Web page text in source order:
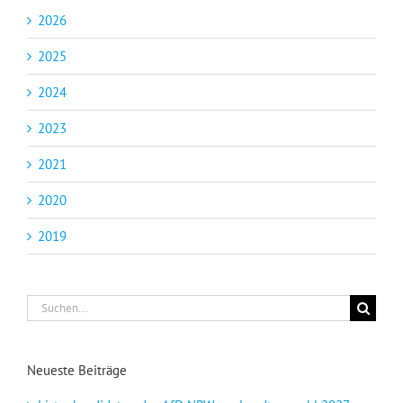
2026
2025
2024
2023
2021
2020
2019
Suche
nach:
Neueste Beiträge